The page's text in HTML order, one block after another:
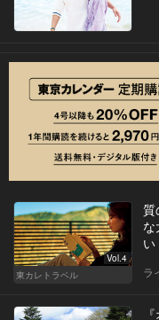
Vol.4
東カレトラベル
質
い
ラ